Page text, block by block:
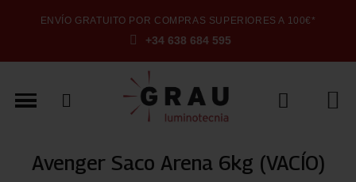
ENVÍO GRATUITO POR COMPRAS SUPERIORES A 100€*
+34 638 684 595
Avenger Saco Arena 6kg (VACÍO)